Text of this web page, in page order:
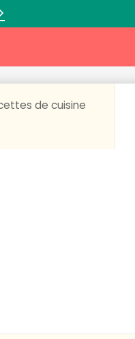
de cuisine